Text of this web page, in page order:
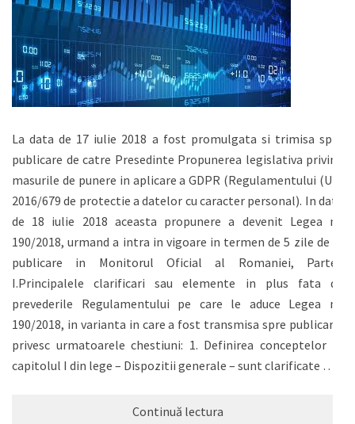
La data de 17 iulie 2018 a fost promulgata si trimisa spre
publicare de catre Presedinte Propunerea legislativa privind
masurile de punere in aplicare a GDPR (Regulamentului (UE)
2016/679 de protectie a datelor cu caracter personal). In data
de 18 iulie 2018 aceasta propunere a devenit Legea nr.
190/2018, urmand a intra in vigoare in termen de 5 zile de la
publicare in Monitorul Oficial al Romaniei, Partea
I.Principalele clarificari sau elemente in plus fata de
prevederile Regulamentului pe care le aduce Legea nr.
190/2018, in varianta in care a fost transmisa spre publicare,
privesc urmatoarele chestiuni: 1. Definirea conceptelor In
capitolul I din lege – Dispozitii generale – sunt clarificate …
Continuă lectura